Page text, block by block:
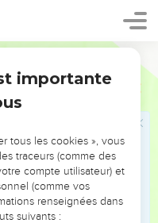
Cantique ; car il a
et le bras de sa
il a révélé sa justice
terre ont vu la
des cris de
vos cris, chantez de
importante
tous les cookies », vous
traceurs (comme des
compte utilisateur) et
(comme vos
renseignées dans
suivants :